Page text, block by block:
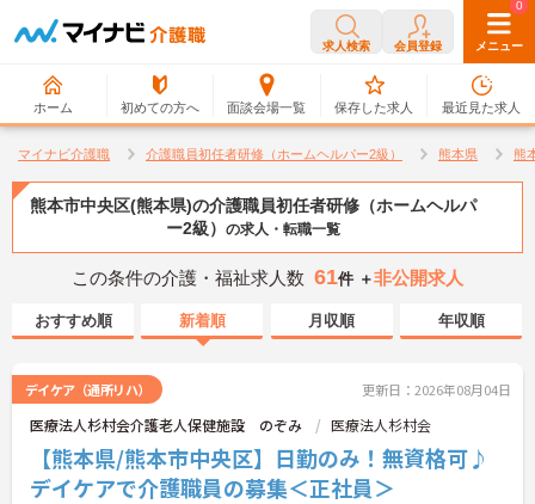
求人検索 会員登録 メニュー
ホーム 初めての方へ 面談会場一覧
0
保存した求人
0
最近見た求人
マイナビ介護職 介護職員初任者研修（ホームヘルパー2級） 熊本県 熊
熊本市中央区(熊本県)の介護職員初任者研修（ホームヘルパ
ー2級） の求人・転職一覧
この条件の介護・福祉求人数 61件 ＋非公開求人
おすすめ順 新着順 月収順 年収順
デイケア（通所リハ） 更新日：2026年08月04日
医療法人杉村会介護老人保健施設 のぞみ 医療法人杉村会
【熊本県/熊本市中央区】日勤のみ！無資格可♪
デイケアで介護職員の募集＜正社員＞